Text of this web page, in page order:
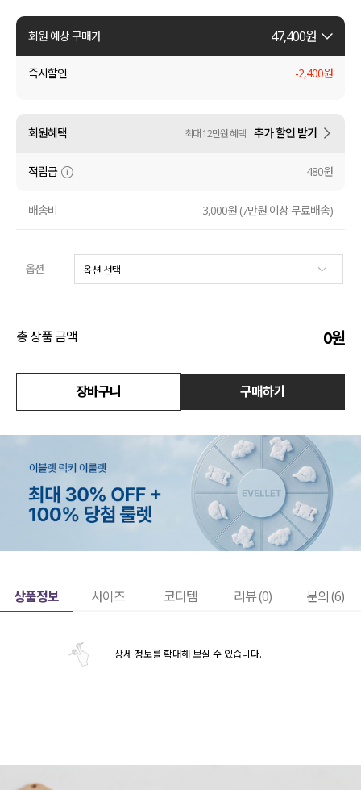
셔츠
원피스
수영복
아우터
코디템
회원 예상 구매가 47,400원
즉시할인 -2,400원
회원혜택 최대 12만원 혜택 추가 할인 받기
적립금 480원
배송비 3,000원 (7만원 이상 무료배송)
옵션
총 상품 금액 0원
장바구니 구매하기
상품정보 사이즈 코디템 리뷰 (0) 문의 (6)
상세 정보를 확대해 보실 수 있습니다.